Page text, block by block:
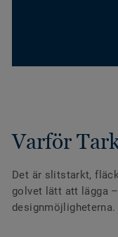
Varför
Det är slitstarkt,
golvet lätt att lägga
designmöjligheterna.